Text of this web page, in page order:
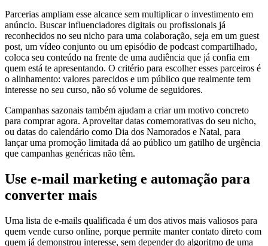
Parcerias ampliam esse alcance sem multiplicar o investimento em
anúncio. Buscar influenciadores digitais ou profissionais já
reconhecidos no seu nicho para uma colaboração, seja em um guest
post, um vídeo conjunto ou um episódio de podcast compartilhado,
coloca seu conteúdo na frente de uma audiência que já confia em
quem está te apresentando. O critério para escolher esses parceiros é
o alinhamento: valores parecidos e um público que realmente tem
interesse no seu curso, não só volume de seguidores.
Campanhas sazonais também ajudam a criar um motivo concreto
para comprar agora. Aproveitar datas comemorativas do seu nicho,
ou datas do calendário como Dia dos Namorados e Natal, para
lançar uma promoção limitada dá ao público um gatilho de urgência
que campanhas genéricas não têm.
Use e-mail marketing e automação para
converter mais
Uma lista de e-mails qualificada é um dos ativos mais valiosos para
quem vende curso online, porque permite manter contato direto com
quem já demonstrou interesse, sem depender do algoritmo de uma